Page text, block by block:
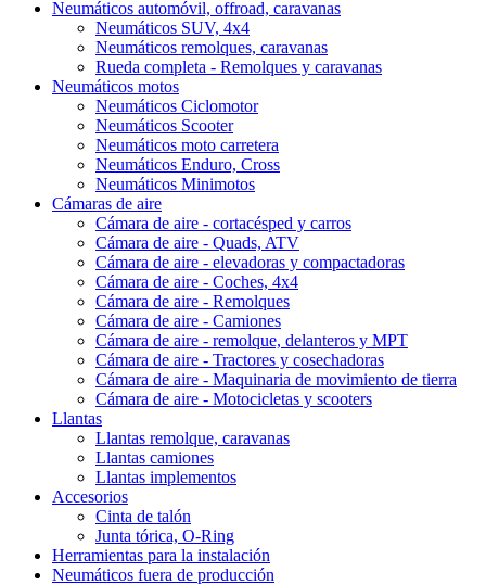
Neumáticos automóvil, offroad, caravanas
Neumáticos SUV, 4x4
Neumáticos remolques, caravanas
Rueda completa - Remolques y caravanas
Neumáticos motos
Neumáticos Ciclomotor
Neumáticos Scooter
Neumáticos moto carretera
Neumáticos Enduro, Cross
Neumáticos Minimotos
Cámaras de aire
Cámara de aire - cortacésped y carros
Cámara de aire - Quads, ATV
Cámara de aire - elevadoras y compactadoras
Cámara de aire - Coches, 4x4
Cámara de aire - Remolques
Cámara de aire - Camiones
Cámara de aire - remolque, delanteros y MPT
Cámara de aire - Tractores y cosechadoras
Cámara de aire - Maquinaria de movimiento de tierra
Cámara de aire - Motocicletas y scooters
Llantas
Llantas remolque, caravanas
Llantas camiones
Llantas implementos
Accesorios
Cinta de talón
Junta tórica, O-Ring
Herramientas para la instalación
Neumáticos fuera de producción